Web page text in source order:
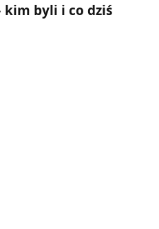
kim byli i co dziś